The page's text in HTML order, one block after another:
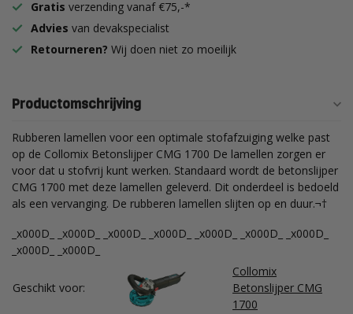
Gratis verzending vanaf €75,-*
Advies van devakspecialist
Retourneren? Wij doen niet zo moeilijk
Productomschrijving
Rubberen lamellen voor een optimale stofafzuiging welke past
op de Collomix Betonslijper CMG 1700 De lamellen zorgen er
voor dat u stofvrij kunt werken. Standaard wordt de betonslijper
CMG 1700 met deze lamellen geleverd. Dit onderdeel is bedoeld
als een vervanging. De rubberen lamellen slijten op en duur.¬†
_x000D_ _x000D_ _x000D_ _x000D_ _x000D_ _x000D_ _x000D_
_x000D_ _x000D_
Geschikt voor:
Collomix
Betonslijper CMG
1700